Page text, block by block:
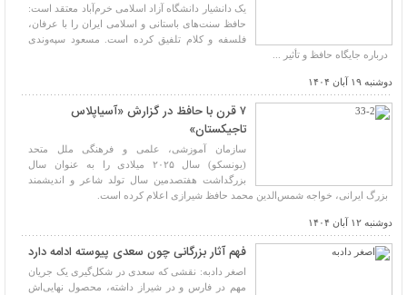
یک دانشیار دانشگاه آزاد اسلامی خرم‌آباد معتقد است:
حافظ سنت‌های باستانی و اسلامی ایران را با عرفان،
فلسفه و کلام تلفیق کرده است. مسعود سپه‌وندی
درباره جایگاه حافظ و تأثیر ...
دوشنبه ۱۹ آبان ۱۴۰۴
۷ قرن با حافظ در گزارش «آسیاپلاس
تاجیکستان»
سازمان آموزشی، علمی و فرهنگی ملل متحد
(یونسکو) سال ۲۰۲۵ میلادی را به عنوان سال
بزرگداشت هفتصدمین سال تولد شاعر و اندیشمند
بزرگ ایرانی، خواجه شمس‌الدین محمد حافظ شیرازی اعلام کرده است.
دوشنبه ۱۲ آبان ۱۴۰۴
فهم آثار بزرگانی چون سعدی پیوسته ادامه دارد
اصغر دادبه: نقشی که سعدی در شکل‌گیری یک جریان
مهم در فارس و در شیراز داشته، محصول نهایی‌اش